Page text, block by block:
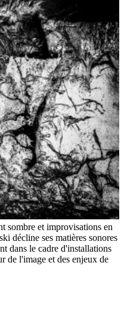
sombre et improvisations en
décline ses matières sonores
dans le cadre d'installations
de l'image et des enjeux de